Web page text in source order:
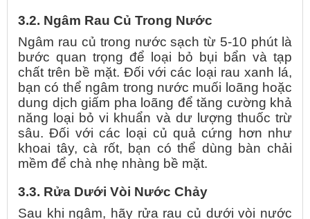
3.2. Ngâm Rau Củ Trong Nước
Ngâm rau củ trong nước sạch từ 5-10 phút là
bước quan trọng để loại bỏ bụi bẩn và tạp
chất trên bề mặt. Đối với các loại rau xanh lá,
bạn có thể ngâm trong nước muối loãng hoặc
dung dịch giấm pha loãng để tăng cường khả
năng loại bỏ vi khuẩn và dư lượng thuốc trừ
sâu. Đối với các loại củ quả cứng hơn như
khoai tây, cà rốt, bạn có thể dùng bàn chải
mềm để chà nhẹ nhàng bề mặt.
3.3. Rửa Dưới Vòi Nước Chảy
Sau khi ngâm, hãy rửa rau củ dưới vòi nước